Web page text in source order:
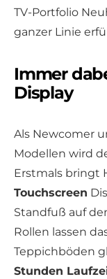
TV-Portfolio
ganzer Linie
Immer
Display
Als Newcomer
Modellen wird
Erstmals bringt
Touchscreen
Standfuß auf
Rollen lassen
Teppichböden
Stunden